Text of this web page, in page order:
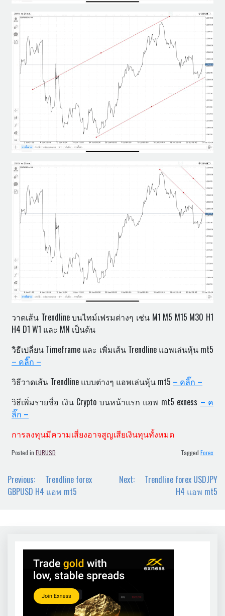
วาดเส้น Trendline บนไทม์เฟรมต่างๆ เช่น M1 M5 M15 M30 H1
H4 D1 W1 และ MN เป็นต้น
วิธีเปลี่ยน Timeframe และ เพิ่มเส้น Trendline แอพเล่นหุ้น mt5
– คลิ๊ก –
วิธีวาดเส้น Trendline แบบต่างๆ แอพเล่นหุ้น mt5 – คลิ๊ก –
วิธีเพิ่มรายชื่อ เงิน Crypto บนหน้าแรก แอพ mt5 exness – ค
ลิ๊ก –
การลงทุนมีความเสี่ยงอาจสูญเสียเงินทุนทั้งหมด
Posted in EURUSD Tagged Forex
Post
navigation
Previous:
Trendline forex
GBPUSD H4 แอพ mt5
Next:
Trendline forex USDJPY
H4 แอพ mt5